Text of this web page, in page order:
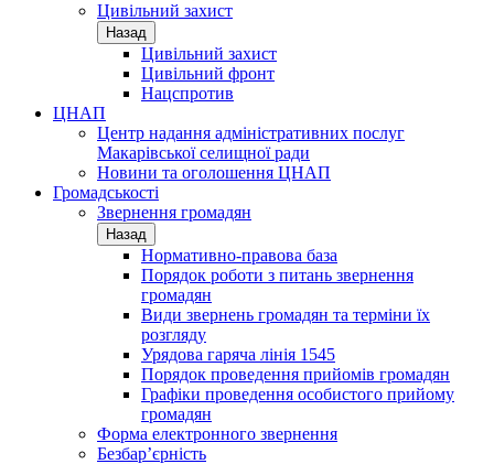
Цивільний захист
Назад
Цивільний захист
Цивільний фронт
Нацспротив
ЦНАП
Центр надання адміністративних послуг
Макарівської селищної ради
Новини та оголошення ЦНАП
Громадськості
Звернення громадян
Назад
Нормативно-правова база
Порядок роботи з питань звернення
громадян
Види звернень громадян та терміни їх
розгляду
Урядова гаряча лінія 1545
Порядок проведення прийомів громадян
Графіки проведення особистого прийому
громадян
Форма електронного звернення
Безбар’єрність